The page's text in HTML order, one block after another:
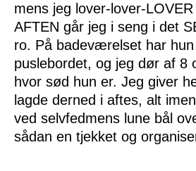
mens jeg lover-lover-
AFTEN går jeg i seng i det
ro. På badeværelset har
puslebordet, og jeg dør af 8
hvor sød hun er. Jeg giver
lagde derned i aftes, alt
ved selvfedmens lune bål
sådan en tjekket og